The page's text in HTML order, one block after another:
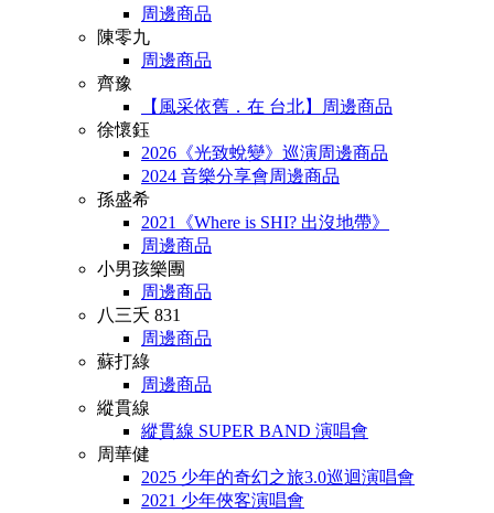
周邊商品
陳零九
周邊商品
齊豫
【風采依舊．在 台北】周邊商品
徐懷鈺
2026《光致蛻變》巡演周邊商品
2024 音樂分享會周邊商品
孫盛希
2021《Where is SHI? 出沒地帶》
周邊商品
小男孩樂團
周邊商品
八三夭 831
周邊商品
蘇打綠
周邊商品
縱貫線
縱貫線 SUPER BAND 演唱會
周華健
2025 少年的奇幻之旅3.0巡迴演唱會
2021 少年俠客演唱會